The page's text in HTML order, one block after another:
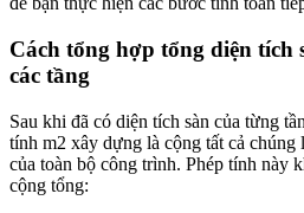
Cách tổng hợp tổng diện tích
các tầng
Sau khi đã có diện tích sàn của từng
tính m2 xây dựng là cộng tất cả chúng
của toàn bộ công trình. Phép tính này
cộng tổng: